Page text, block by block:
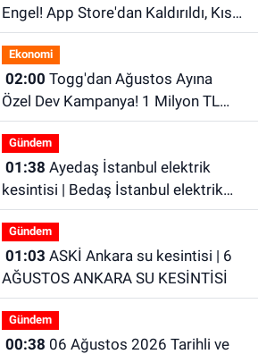
Engel! App Store'dan Kaldırıldı, Kısa
Süre Sonra Geri Döndü
Ekonomi
02:00
Özel Dev Kampanya! 1 Milyon TL
Faizsiz Kredi ve Şarj İndirimi Fırsatı
Gündem
01:38
kesintisi | Bedaş İstanbul elektrik
kesintisi | İstanbul’da 21 ilçede
elektrik kesintisi!
Gündem
01:03
AĞUSTOS ANKARA SU KESİNTİSİ
Gündem
00:38